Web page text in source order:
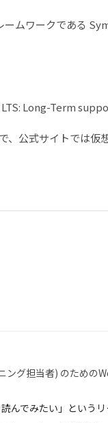
ムワークである
Long-Term
、公式サイトでは
ング担当者) のための
んでみたい」という